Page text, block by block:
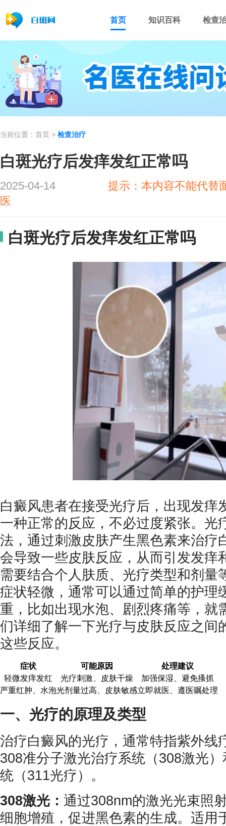
首页 知识百科 检查
当前位置： 首页 > 检查治疗
白斑光疗后发痒发红正常吗
2025-04-14
提示：本内容不能代替
医
白斑光疗后发痒发红正常吗
白癜风患者在接受光疗后，出现发痒
一种正常的反应，不必过度紧张。光
法，通过刺激皮肤产生黑色素来治疗
会导致一些皮肤反应，从而引发发痒
需要结合个人肤质、光疗类型和剂量
症状轻微，通常可以通过简单的护理
重，比如出现水泡、剧烈疼痛等，就
们详细了解一下光疗与皮肤反应之间
这些反应。
症状 可能原因
处理建议
轻微发痒发红
光疗刺激、皮肤干燥
加强保湿、避免搔抓
严重红肿、水泡光剂量过高、皮肤敏感立即就医、遵医嘱处理
一、光疗的原理及类型
治疗白癜风的光疗，通常特指紫外线
308准分子激光治疗系统（308激光
统（311光疗）。
308激光： 通过308nm的激光光束照
细胞增殖，促进黑色素的生成。适用